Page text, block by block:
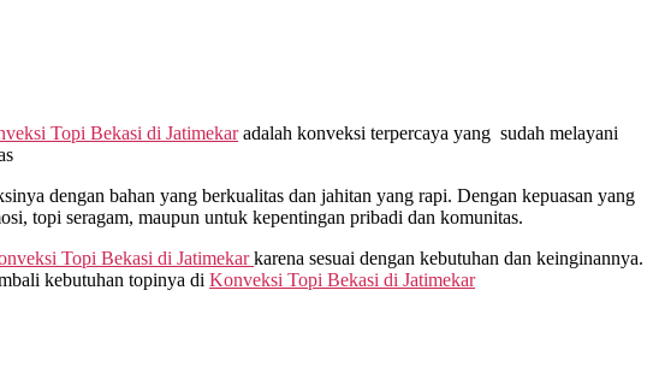
Topi Bekasi di Jatimekaradalah konveksi terpercaya yang sudah melayani
dengan bahan yang berkualitas dan jahitan yang rapi. Dengan kepuasan yang
topi seragam, maupun untuk kepentingan pribadi dan komunitas.
Topi Bekasi di Jatimekar karena sesuai dengan kebutuhan dan keinginannya.
kebutuhan topinya di Konveksi Topi Bekasi di Jatimekar